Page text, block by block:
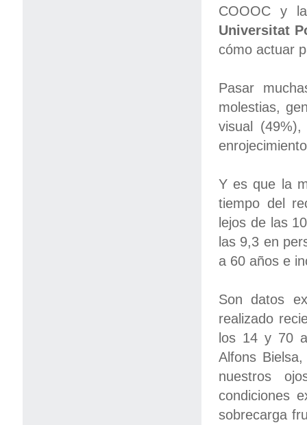
COOOC y
Universitat
cómo actuar
Pasar
molestias,
visual
Y es que la
tiempo del
lejos de las
las 9,3 en
a 60 años e
Son datos
realizado
los 14 y 70
Alfons
nuestros
condiciones
sobrecarga